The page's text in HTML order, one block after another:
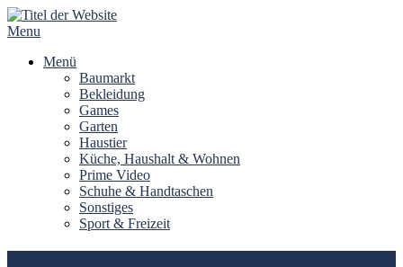
Skip
to
Menu
Menü
Baumarkt
Bekleidung
Games
Garten
Haustier
Küche, Haushalt & Wohnen
Prime Video
Schuhe & Handtaschen
Sonstiges
Sport & Freizeit